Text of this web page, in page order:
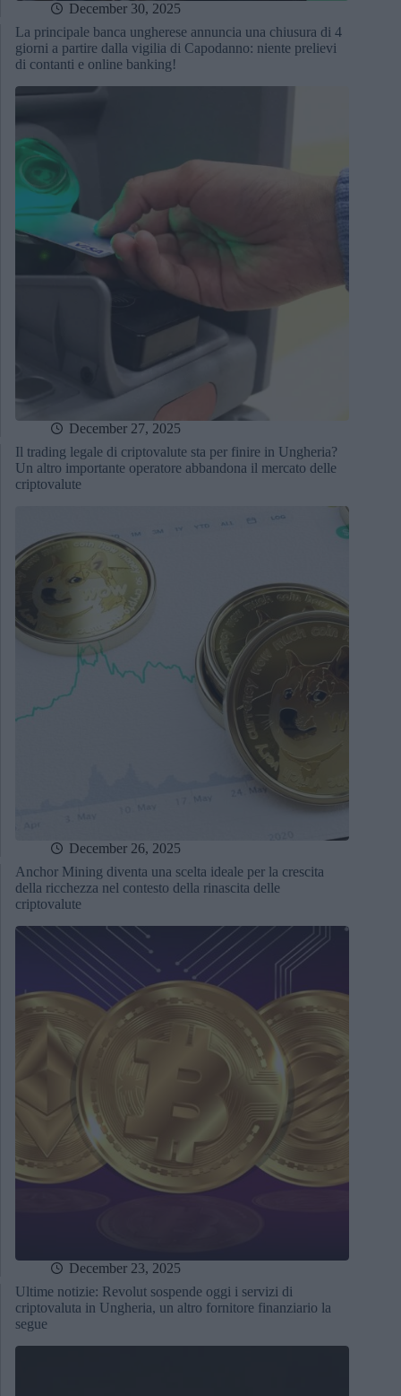
December 30, 2025
La principale banca ungherese annuncia una chiusura di 4
giorni a partire dalla vigilia di Capodanno: niente prelievi
di contanti e online banking!
December 27, 2025
Il trading legale di criptovalute sta per finire in Ungheria?
Un altro importante operatore abbandona il mercato delle
criptovalute
December 26, 2025
Anchor Mining diventa una scelta ideale per la crescita
della ricchezza nel contesto della rinascita delle
criptovalute
December 23, 2025
Ultime notizie: Revolut sospende oggi i servizi di
criptovaluta in Ungheria, un altro fornitore finanziario la
segue